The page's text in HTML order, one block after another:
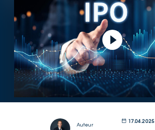
Auteur
17.04.2025